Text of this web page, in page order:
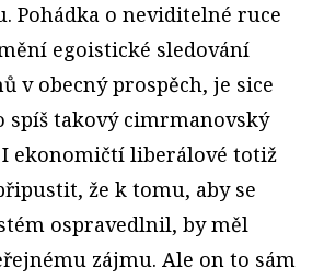
Pohádka o neviditelné ruce
egoistické sledování
v obecný prospěch, je sice
spíš takový cimrmanovský
ekonomičtí liberálové totiž
že k tomu, aby se
ospravedlnil, by měl
zájmu. Ale on to sám